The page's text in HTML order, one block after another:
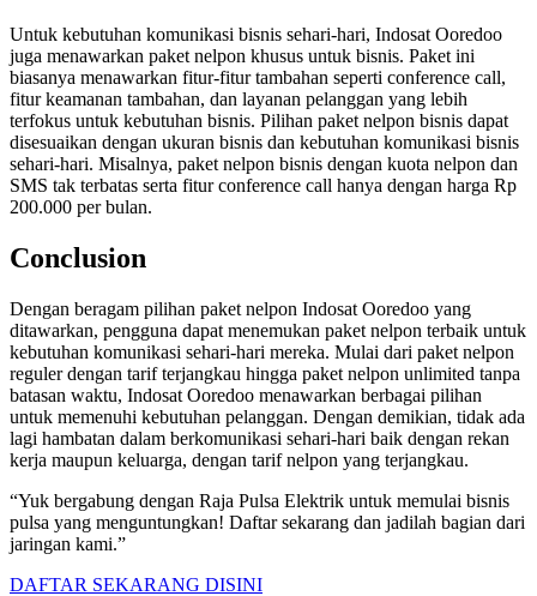
Untuk kebutuhan komunikasi bisnis sehari-hari, Indosat Ooredoo
juga menawarkan paket nelpon khusus untuk bisnis. Paket ini
biasanya menawarkan fitur-fitur tambahan seperti conference call,
fitur keamanan tambahan, dan layanan pelanggan yang lebih
terfokus untuk kebutuhan bisnis. Pilihan paket nelpon bisnis dapat
disesuaikan dengan ukuran bisnis dan kebutuhan komunikasi bisnis
sehari-hari. Misalnya, paket nelpon bisnis dengan kuota nelpon dan
SMS tak terbatas serta fitur conference call hanya dengan harga Rp
200.000 per bulan.
Conclusion
Dengan beragam pilihan paket nelpon Indosat Ooredoo yang
ditawarkan, pengguna dapat menemukan paket nelpon terbaik untuk
kebutuhan komunikasi sehari-hari mereka. Mulai dari paket nelpon
reguler dengan tarif terjangkau hingga paket nelpon unlimited tanpa
batasan waktu, Indosat Ooredoo menawarkan berbagai pilihan
untuk memenuhi kebutuhan pelanggan. Dengan demikian, tidak ada
lagi hambatan dalam berkomunikasi sehari-hari baik dengan rekan
kerja maupun keluarga, dengan tarif nelpon yang terjangkau.
“Yuk bergabung dengan Raja Pulsa Elektrik untuk memulai bisnis
pulsa yang menguntungkan! Daftar sekarang dan jadilah bagian dari
jaringan kami.”
DAFTAR SEKARANG DISINI